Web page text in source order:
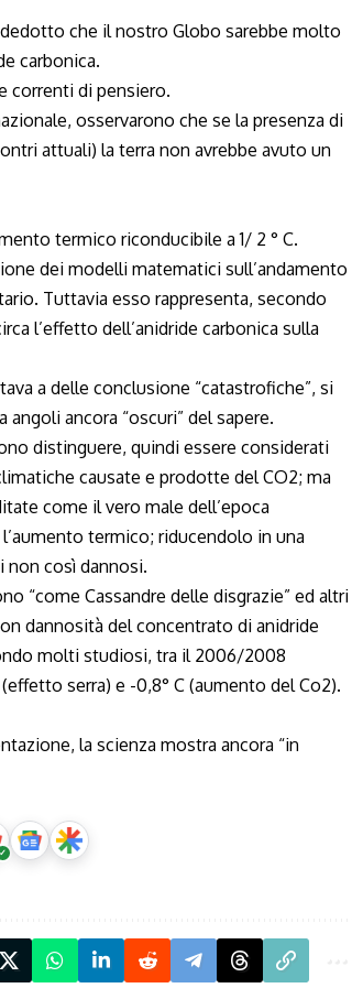
che il nostro Globo sarebbe molto
carbonica.
correnti di pensiero.
osservarono che se la presenza di
attuali) la terra non avrebbe avuto un
termico riconducibile a 1/ 2 ° C.
dei modelli matematici sull’andamento
Tuttavia esso rappresenta, secondo
l’effetto dell’anidride carbonica sulla
a delle conclusione “catastrofiche”, si
ancora “oscuri” del sapere.
distinguere, quindi essere considerati
causate e prodotte del CO2; ma
come il vero male dell’epoca
termico; riducendolo in una
così dannosi.
“come Cassandre delle disgrazie” ed altri
dannosità del concentrato di anidride
molti studiosi, tra il 2006/2008
serra) e -0,8° C (aumento del Co2).
la scienza mostra ancora “in